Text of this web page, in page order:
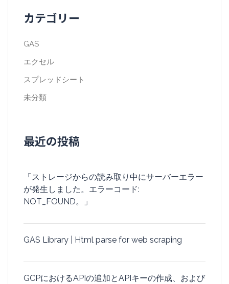
カテゴリー
GAS
エクセル
スプレッドシート
未分類
最近の投稿
「ストレージからの読み取り中にサーバーエラー
が発生しました。エラーコード:
NOT_FOUND。」
GAS Library | Html parse for web scraping
GCPにおけるAPIの追加とAPIキーの作成、および